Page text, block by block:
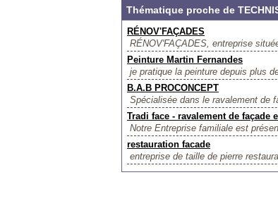
Thématique proche de
RÉNOV'FAÇADES
RÉNOV'FAÇADES, entreprise
Peinture Martin Fernandes
je pratique la peinture depuis plus
B.A.B PROCONCEPT
Spécialisée dans le ravalement de
Tradi face - ravalement de façade
Notre Entreprise familiale est
restauration facade
entreprise de taille de pierre